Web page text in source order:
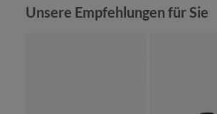
Produktgalerie überspringen
Unsere Empfehlungen für Sie